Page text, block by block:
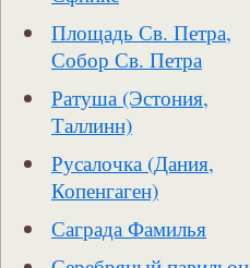
Площадь Св. Петра,
Собор Св. Петра
Ратуша (Эстония,
Таллинн)
Русалочка (Дания,
Копенгаген)
Саграда Фамилья